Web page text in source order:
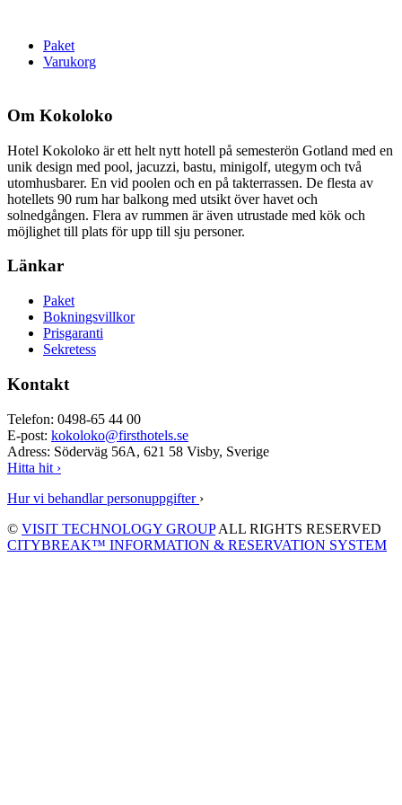
Paket
Varukorg
Om Kokoloko
Hotel Kokoloko är ett helt nytt hotell på semesterön Gotland med en
unik design med pool, jacuzzi, bastu, minigolf, utegym och två
utomhusbarer. En vid poolen och en på takterrassen. De flesta av
hotellets 90 rum har balkong med utsikt över havet och
solnedgången. Flera av rummen är även utrustade med kök och
möjlighet till plats för upp till sju personer.
Länkar
Paket
Bokningsvillkor
Prisgaranti
Sekretess
Kontakt
Telefon: 0498-65 44 00
E-post: kokoloko@firsthotels.se
Adress: Söderväg 56A, 621 58 Visby, Sverige
Hitta hit ›
Hur vi behandlar personuppgifter ›
© VISIT TECHNOLOGY GROUPALL RIGHTS RESERVED
CITYBREAK™ INFORMATION & RESERVATION SYSTEM